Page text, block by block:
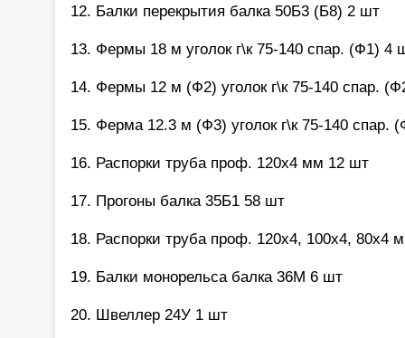
12. Балки перекрытия балка 50Б3 (Б8) 2 шт
13. Фермы 18 м уголок г\к 75-140 спар. (Ф1) 4
14. Фермы 12 м (Ф2) уголок г\к 75-140 спар.
15. Ферма 12.3 м (Ф3) уголок г\к 75-140 спар.
16. Распорки труба проф. 120х4 мм 12 шт
17. Прогоны балка 35Б1 58 шт
18. Распорки труба проф. 120х4, 100х4, 80х4
19. Балки монорельса балка 36М 6 шт
20. Швеллер 24У 1 шт